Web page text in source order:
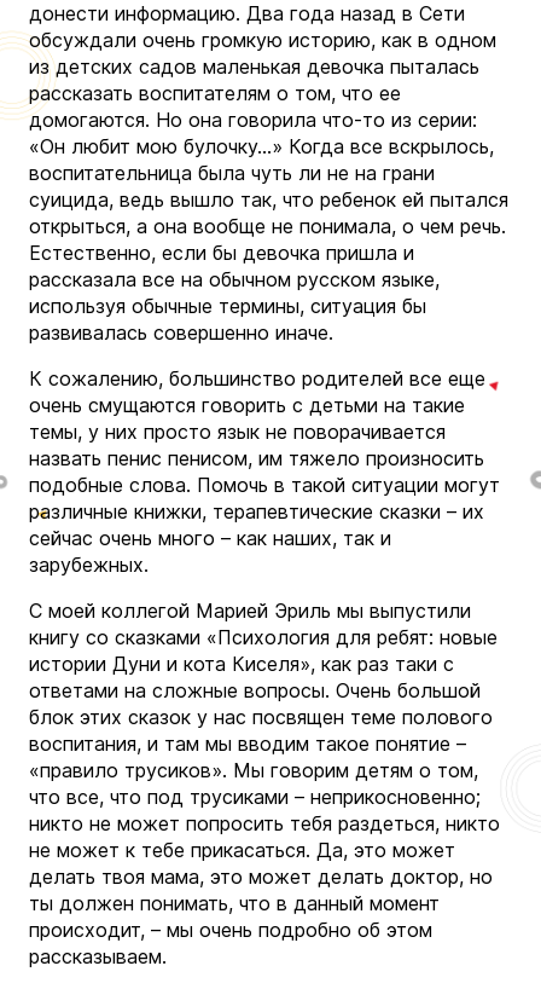
донести информацию. Два года назад в Сети
обсуждали очень громкую историю, как в одном
из детских садов маленькая девочка пыталась
рассказать воспитателям о том, что ее
домогаются. Но она говорила что-то из серии:
«Он любит мою булочку…» Когда все вскрылось,
воспитательница была чуть ли не на грани
суицида, ведь вышло так, что ребенок ей пытался
открыться, а она вообще не понимала, о чем речь.
Естественно, если бы девочка пришла и
рассказала все на обычном русском языке,
используя обычные термины, ситуация бы
развивалась совершенно иначе.
К сожалению, большинство родителей все еще
очень смущаются говорить с детьми на такие
темы, у них просто язык не поворачивается
назвать пенис пенисом, им тяжело произносить
подобные слова. Помочь в такой ситуации могут
различные книжки, терапевтические сказки – их
сейчас очень много – как наших, так и
зарубежных.
С моей коллегой Марией Эриль мы выпустили
книгу со сказками «Психология для ребят: новые
истории Дуни и кота Киселя», как раз таки с
ответами на сложные вопросы. Очень большой
блок этих сказок у нас посвящен теме полового
воспитания, и там мы вводим такое понятие –
«правило трусиков». Мы говорим детям о том,
что все, что под трусиками – неприкосновенно;
никто не может попросить тебя раздеться, никто
не может к тебе прикасаться. Да, это может
делать твоя мама, это может делать доктор, но
ты должен понимать, что в данный момент
происходит, – мы очень подробно об этом
рассказываем.